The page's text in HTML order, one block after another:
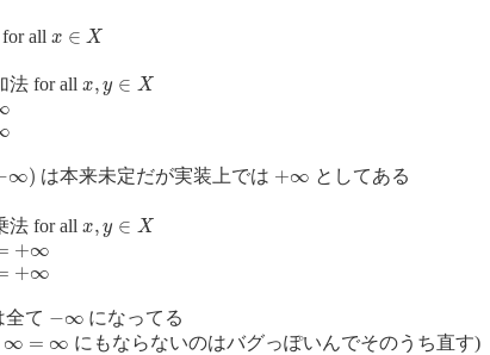
for all
X
法 for all
は本来未定だが実装上では としてある
法 for all
全て
になってる
=∞ にもならないのはバグっぽいんでそのうち直す)